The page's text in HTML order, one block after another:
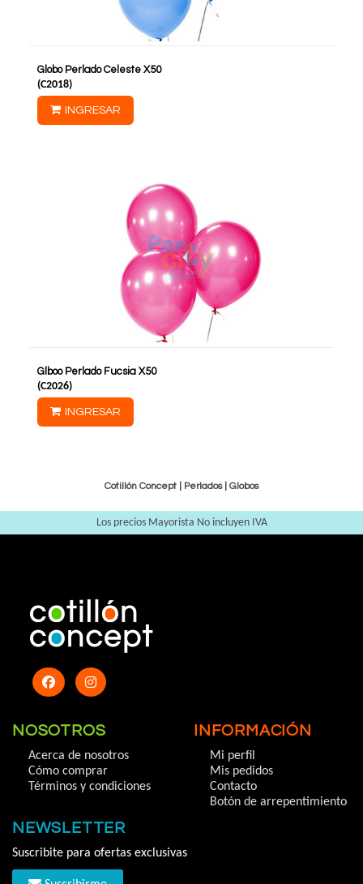
Globo Perlado Celeste X50
(C2018)
INGRESAR
Glboo Perlado Fucsia X50
(C2026)
INGRESAR
Cotillón Concept | Perlados| Globos
Los precios Mayorista No incluyen IVA
NOSOTROS
Acerca de nosotros
Cómo comprar
Términos y condiciones
INFORMACIÓN
Mi perfil
Mis pedidos
Contacto
Botón de arrepentimiento
NEWSLETTER
Suscribite para ofertas exclusivas